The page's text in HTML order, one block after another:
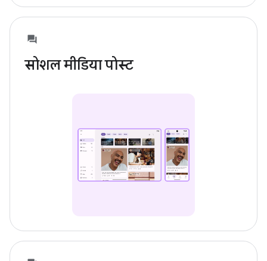
सोशल मीडिया पोस्ट